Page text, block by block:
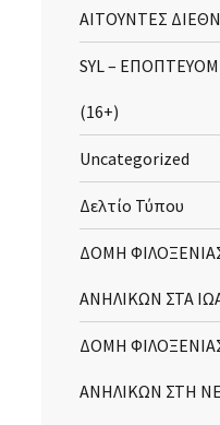
ΑΙΤΟΥΝΤΕΣ
SYL –
(16+)
Uncategorized
Δελτίο Τύπου
ΔΟΜΗ
ΑΝΗΛΙΚΩΝ ΣΤΑ
ΔΟΜΗ
ΑΝΗΛΙΚΩΝ ΣΤΗ